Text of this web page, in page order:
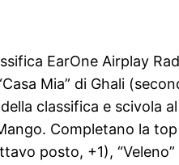
EarOne Airplay
Mia” di Ghali
classifica e
Completano la
posto, +1),